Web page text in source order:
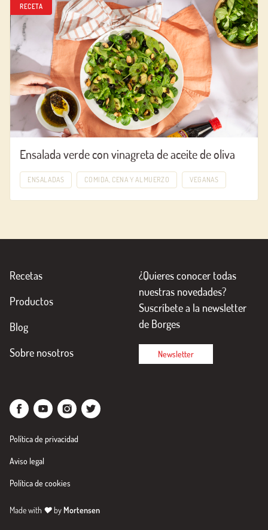
RECETA
Ensalada verde con vinagreta de aceite de oliva
ENSALADAS COMIDA, CENA Y ALMUERZO VEGANAS
Recetas
Productos
Blog
Sobre nosotros
¿Quieres conocer todas
nuestras novedades?
Suscríbete a la newsletter
de Borges
Newsletter
Política de privacidad
Aviso legal
Política de cookies
Made with ♥by Mortensen